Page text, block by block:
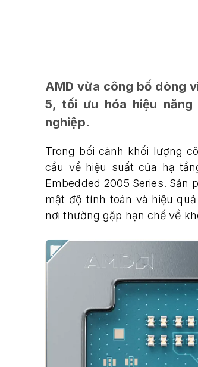
AMD vừa công bố dòng
5, tối ưu hóa hiệu
nghiệp.
Trong bối cảnh khối lượng
cầu về hiệu suất của hạ
Embedded 2005 Series. Sản
mật độ tính toán và hiệu
nơi thường gặp hạn chế về